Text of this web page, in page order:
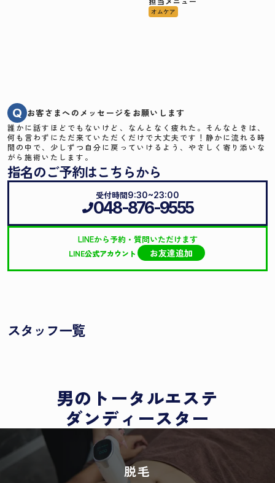
オムケア
Q お客さまへのメッセージをお願いします
誰かに話すほどでもないけど、なんとなく疲れた。そんなときは、
何も言わずにただ来ていただくだけで大丈夫です！静かに流れる時
間の中で、少しずつ自分に戻っていけるよう、やさしく寄り添いな
がら施術いたします。
指名のご予約はこちらから
048-876-9555
受付時間9:30~23:00
LINE公式アカウント お友達追加
LINEから予約・質問いただけます
スタッフ一覧
男のトータルエステ
ダンディースター
脱毛